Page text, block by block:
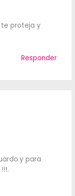
te proteja y
Responder
para